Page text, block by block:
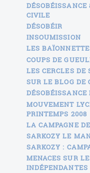
DÉSOBÉISSANCE
CIVILE
DÉSOBÉIR
INSOUMISSION
LES
COUPS DE
LES CERCLES DE
SUR LE BLOG
DÉSOBÉISSANCE
MOUVEMENT
PRINTEMPS 2008
LA CAMPAGNE
SARKOZY LE
SARKOZY :
MENACES SUR
INDÉPENDANTES